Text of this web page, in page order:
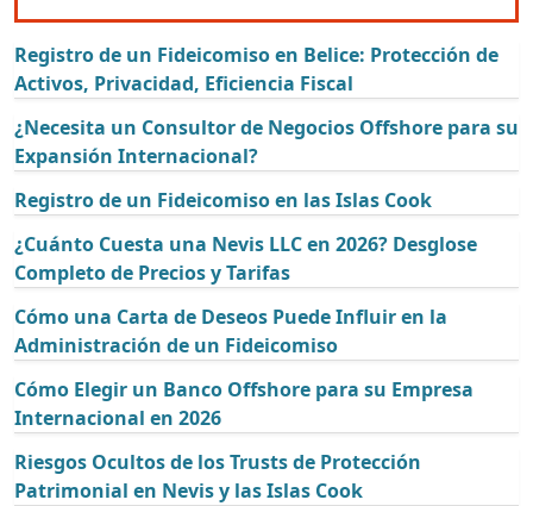
Registro de un Fideicomiso en Belice: Protección de
Activos, Privacidad, Eficiencia Fiscal
¿Necesita un Consultor de Negocios Offshore para su
Expansión Internacional?
Registro de un Fideicomiso en las Islas Cook
¿Cuánto Cuesta una Nevis LLC en 2026? Desglose
Completo de Precios y Tarifas
Cómo una Carta de Deseos Puede Influir en la
Administración de un Fideicomiso
Cómo Elegir un Banco Offshore para su Empresa
Internacional en 2026
Riesgos Ocultos de los Trusts de Protección
Patrimonial en Nevis y las Islas Cook